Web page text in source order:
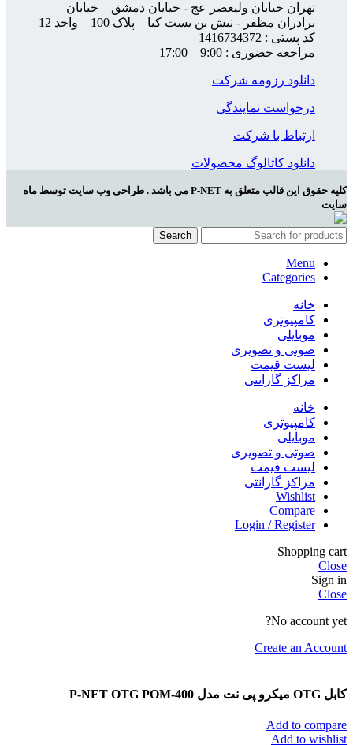
تهران خیابان ولیعصر عج - خیابان دمشق – خیابان
برادران مظفر - نبش بن بست کیا – پلاک 100 – واحد 12
کد پستی : 1416734372
مراجعه حضوری : 9:00 – 17:00
دانلود رزومه شرکت
درخواست نمایندگی
ارتباط با شرکت
دانلود کاتالوگ محصولات
کلیه حقوق این قالب متعلق به P-NET می باشد . طراحی وب سایت توسط ماه
سایت
Search
Menu
Categories
خانه
کامپیوتری
موبایلی
صوتی و تصویری
لیست قیمت
مراکز گارانتی
خانه
کامپیوتری
موبایلی
صوتی و تصویری
لیست قیمت
مراکز گارانتی
Wishlist
Compare
Login / Register
Shopping cart
Close
Sign in
Close
No account yet?
Create an Account
کابل OTG میکرو پی نت مدل P-NET OTG POM-400
Add to compare
Add to wishlist